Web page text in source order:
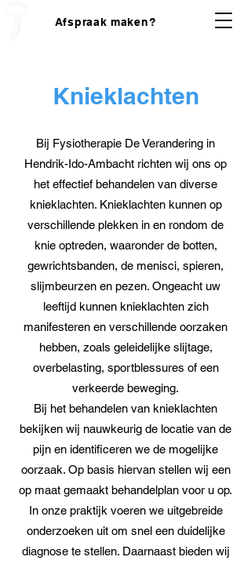
Afspraak maken?
Knieklachten
Bij Fysiotherapie De Verandering in
Hendrik-Ido-Ambacht richten wij ons op
het effectief behandelen van diverse
knieklachten. Knieklachten kunnen op
verschillende plekken in en rondom de
knie optreden, waaronder de botten,
gewrichtsbanden, de menisci, spieren,
slijmbeurzen en pezen. Ongeacht uw
leeftijd kunnen knieklachten zich
manifesteren en verschillende oorzaken
hebben, zoals geleidelijke slijtage,
overbelasting, sportblessures of een
verkeerde beweging.
Bij het behandelen van knieklachten
bekijken wij nauwkeurig de locatie van de
pijn en identificeren we de mogelijke
oorzaak. Op basis hiervan stellen wij een
op maat gemaakt behandelplan voor u op.
In onze praktijk voeren we uitgebreide
onderzoeken uit om snel een duidelijke
diagnose te stellen. Daarnaast bieden wij